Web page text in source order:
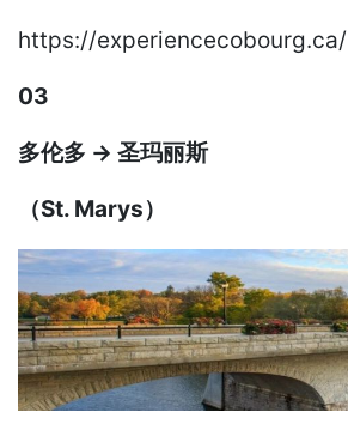
https://experiencecobourg.ca/
03
多伦多 → 圣玛丽斯
（St. Marys）